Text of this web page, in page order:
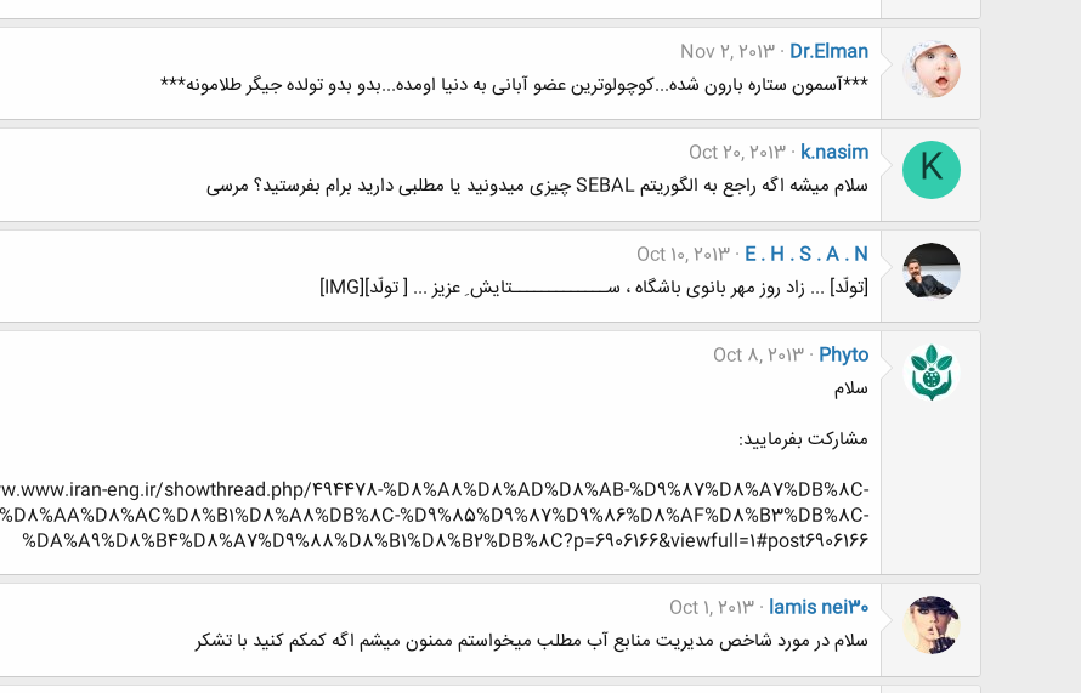
Dr.Elman
Nov 2, 2013
***آسمون ستاره بارون شده...کوچولوترین عضو آبانی به دنیا اومده...بدو بدو تولده جیگر طلامونه***
K
k.nasim
Oct 20, 2013
سلام میشه اگه راجع به الگوریتم SEBAL چیزی میدونید یا مطلبی دارید برام بفرستید؟ مرسی
E . H . S . A . N
Oct 10, 2013
[تولّد] ... زاد روز مهر بانوی باشگاه ، ســـــــــــــتایش ِ عزیز ... [ تولّد][IMG]
Phyto
Oct 8, 2013
سلام
مشارکت بفرمایید:
eng.ir/showthread.php/494478-%D8%A8%D8%AD%D8%AB-%D9%87%D8%A7%DB%8C-
%D9%85%D9%87%D9%86%D8%AF%D8%B3%DB%8C-
%DA%A9%D8%B4%D8%A7%D9%88%D8%B1%D8%B2%DB%8C?p=6906166&viewfull=1#post6906166
lamis nei30
Oct 1, 2013
سلام در مورد شاخص مدیریت منابع آب مطلب میخواستم ممنون میشم اگه کمکم کنید با تشکر